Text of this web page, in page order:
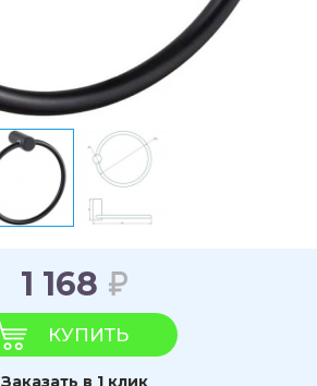
1 168
КУПИТЬ
Заказать в 1 клик